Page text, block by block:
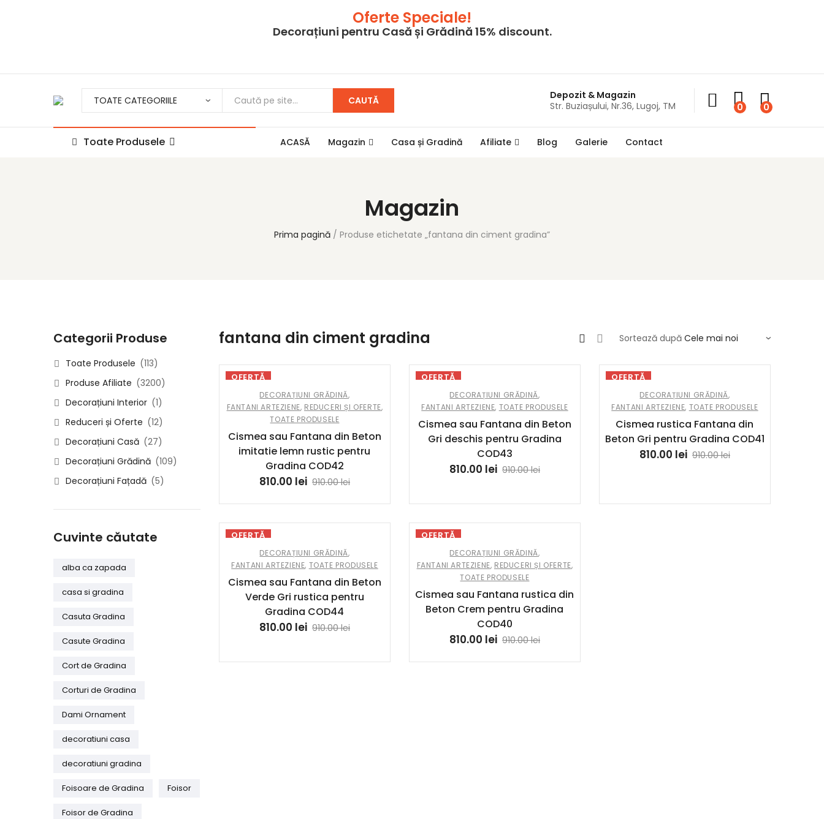
Oferte Speciale!
Decorațiuni pentru Casă și Grădină 15% discount.
CAUTĂ
Depozit & Magazin
Str. Buziașului, Nr.36, Lugoj, TM
0 0
Toate Produsele ACASĂ Magazin Casa și Gradină Afiliate Blog Galerie Contact
Magazin
Prima pagină Produse etichetate „fantana din ciment gradina”
fantana din ciment gradina Sortează după
OFERTĂ
DECORAȚIUNI GRĂDINĂ,
FANTANI ARTEZIENE, REDUCERI ȘI OFERTE,
TOATE PRODUSELE
Cismea sau Fantana din Beton
imitatie lemn rustic pentru
Gradina COD42
910.00lei
810.00 lei
OFERTĂ
DECORAȚIUNI GRĂDINĂ,
FANTANI ARTEZIENE, TOATE PRODUSELE
Cismea sau Fantana din Beton
Gri deschis pentru Gradina
COD43
910.00lei
810.00 lei
OFERTĂ
DECORAȚIUNI GRĂDINĂ,
FANTANI ARTEZIENE, TOATE PRODUSELE
Cismea rustica Fantana din
Beton Gri pentru Gradina COD41
910.00lei
810.00 lei
OFERTĂ
DECORAȚIUNI GRĂDINĂ,
FANTANI ARTEZIENE, TOATE PRODUSELE
Cismea sau Fantana din Beton
Verde Gri rustica pentru
Gradina COD44
910.00lei
810.00 lei
OFERTĂ
DECORAȚIUNI GRĂDINĂ,
FANTANI ARTEZIENE, REDUCERI ȘI OFERTE,
TOATE PRODUSELE
Cismea sau Fantana rustica din
Beton Crem pentru Gradina
COD40
910.00lei
810.00 lei
Categorii Produse
Toate Produsele (113)
Produse Afiliate (3200)
Decorațiuni Interior (1)
Reduceri și Oferte (12)
Decorațiuni Casă (27)
Decorațiuni Grădină (109)
Decorațiuni Fațadă (5)
Cuvinte căutate
alba ca zapada
casa si gradina
Casuta Gradina
Casute Gradina
Cort de Gradina
Corturi de Gradina
Dami Ornament
decoratiuni casa
decoratiuni gradina
Foisoare de Gradina Foisor
Foisor de Gradina